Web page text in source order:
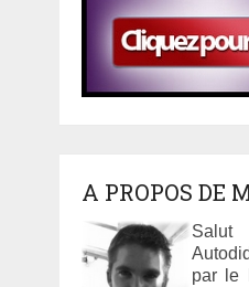
A PROPOS DE
Salut
par le